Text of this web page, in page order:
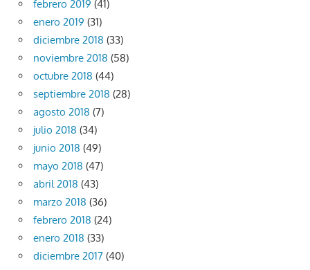
febrero 2019 (41)
enero 2019 (31)
diciembre 2018 (33)
noviembre 2018 (58)
octubre 2018 (44)
septiembre 2018 (28)
agosto 2018 (7)
julio 2018 (34)
junio 2018 (49)
mayo 2018 (47)
abril 2018 (43)
marzo 2018 (36)
febrero 2018 (24)
enero 2018 (33)
diciembre 2017 (40)